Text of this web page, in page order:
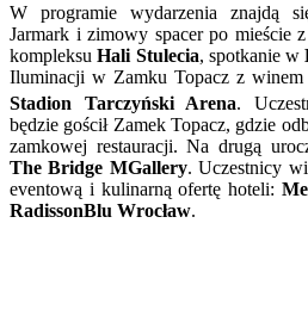
W programie wydarzenia znajdą
Jarmark i zimowy spacer po mieście
kompleksuHali Stulecia, spotkanie w
Iluminacji w Zamku Topacz z
Stadion Tarczyński Arena.
będzie gościł Zamek Topacz, gdzie
zamkowej restauracji. Na drugą
The Bridge MGallery. Uczestnicy
eventową i kulinarną ofertę hoteli:
RadissonBlu Wrocław.